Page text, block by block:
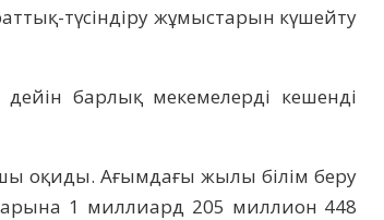
түсіндіру жұмыстарын күшейту
барлық мекемелерді кешенді
оқиды. Ағымдағы жылы білім беру
1 миллиард 205 миллион 448